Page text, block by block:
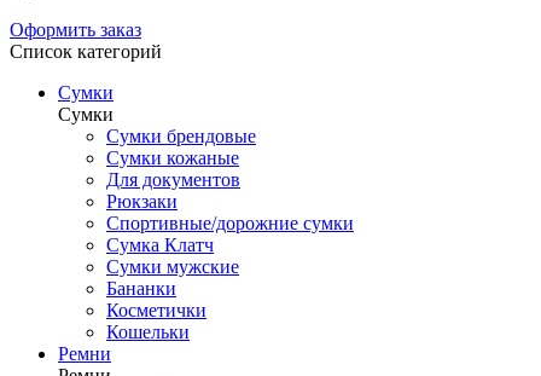
Оформить заказ
Список категорий
Сумки
Сумки
Сумки брендовые
Сумки кожаные
Для документов
Рюкзаки
Спортивные/дорожние сумки
Сумка Клатч
Сумки мужские
Бананки
Косметички
Кошельки
Ремни